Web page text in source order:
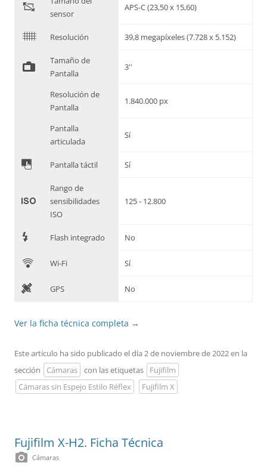
"
sensor
APS-C (23,50 x 15,60)
$ Resolución 39,8 megapíxeles (7.728 x 5.152)
%
Tamaño de
Pantalla
3''
Resolución de
Pantalla
1.840.000 px
Pantalla
articulada
Sí
& Pantalla táctil Sí
'
Rango de
sensibilidades
ISO
125 - 12.800
7 Flash integrado No
C Wi-Fi Sí
D GPS No
Ver la ficha técnica completa →
Este artículo ha sido publicado el día 2 de noviembre de 2022 en la
sección
Cámaras con las etiquetas
Fujifilm
Cámaras sin Espejo Estilo Réflex
Fujifilm X
Fujifilm X-H2. Ficha Técnica
photo_camera Cámaras